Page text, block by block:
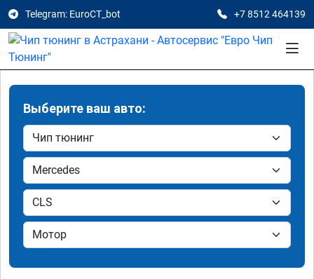
Telegram: EuroCT_bot +7 8512 464139
Выберите ваш авто: